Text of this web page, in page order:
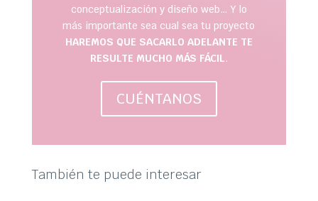
conceptualización y diseño web… Y lo
más importante sea cual sea tu proyecto
HAREMOS QUE SACARLO ADELANTE TE
RESULTE MUCHO MÁS FÁCIL.
CUÉNTANOS
También te puede interesar